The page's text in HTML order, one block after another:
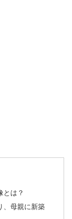
とは？
、母親に新築